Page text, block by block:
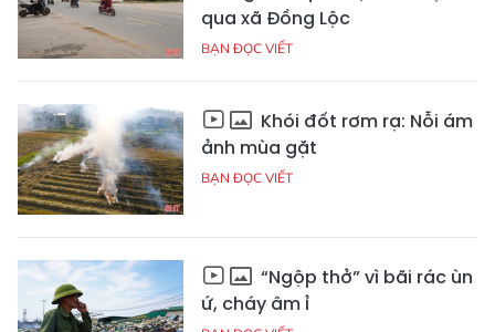
qua xã Đồng Lộc
BẠN ĐỌC VIẾT
Khói đốt rơm rạ: Nỗi ám
ảnh mùa gặt
BẠN ĐỌC VIẾT
“Ngộp thở” vì bãi rác ùn
ứ, cháy âm ỉ